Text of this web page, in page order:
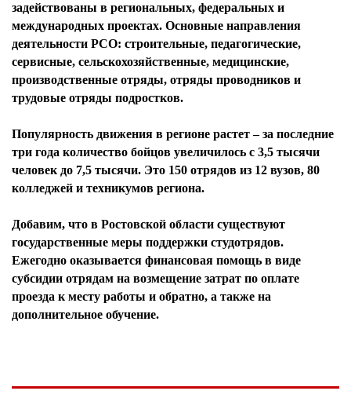
задействованы в региональных, федеральных и
международных проектах. Основные направления
деятельности РСО: строительные, педагогические,
сервисные, сельскохозяйственные, медицинские,
производственные отряды, отряды проводников и
трудовые отряды подростков.
Популярность движения в регионе растет – за последние
три года количество бойцов увеличилось с 3,5 тысячи
человек до 7,5 тысячи. Это 150 отрядов из 12 вузов, 80
колледжей и техникумов региона.
Добавим, что в Ростовской области существуют
государственные меры поддержки студотрядов.
Ежегодно оказывается финансовая помощь в виде
субсидии отрядам на возмещение затрат по оплате
проезда к месту работы и обратно, а также на
дополнительное обучение.